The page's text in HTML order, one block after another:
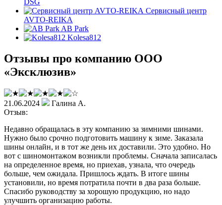
Сервисный центр
AVTO-REIKA
AB Park
Kolesa812
Отзывы про компанию ООО
«Эксклюзив»
21.06.2024
Галина А.
Отзыв:
Недавно обращалась в эту компанию за зимними шинами.
Нужно было срочно подготовить машину к зиме. Заказала
шины онлайн, и в тот же день их доставили. Это удобно. Но
вот с шиномонтажом возникли проблемы. Сначала записалась
на определенное время, но приехав, узнала, что очередь
больше, чем ожидала. Пришлось ждать. В итоге шины
установили, но время потратила почти в два раза больше.
Спасибо руководству за хорошую продукцию, но надо
улучшить организацию работы.